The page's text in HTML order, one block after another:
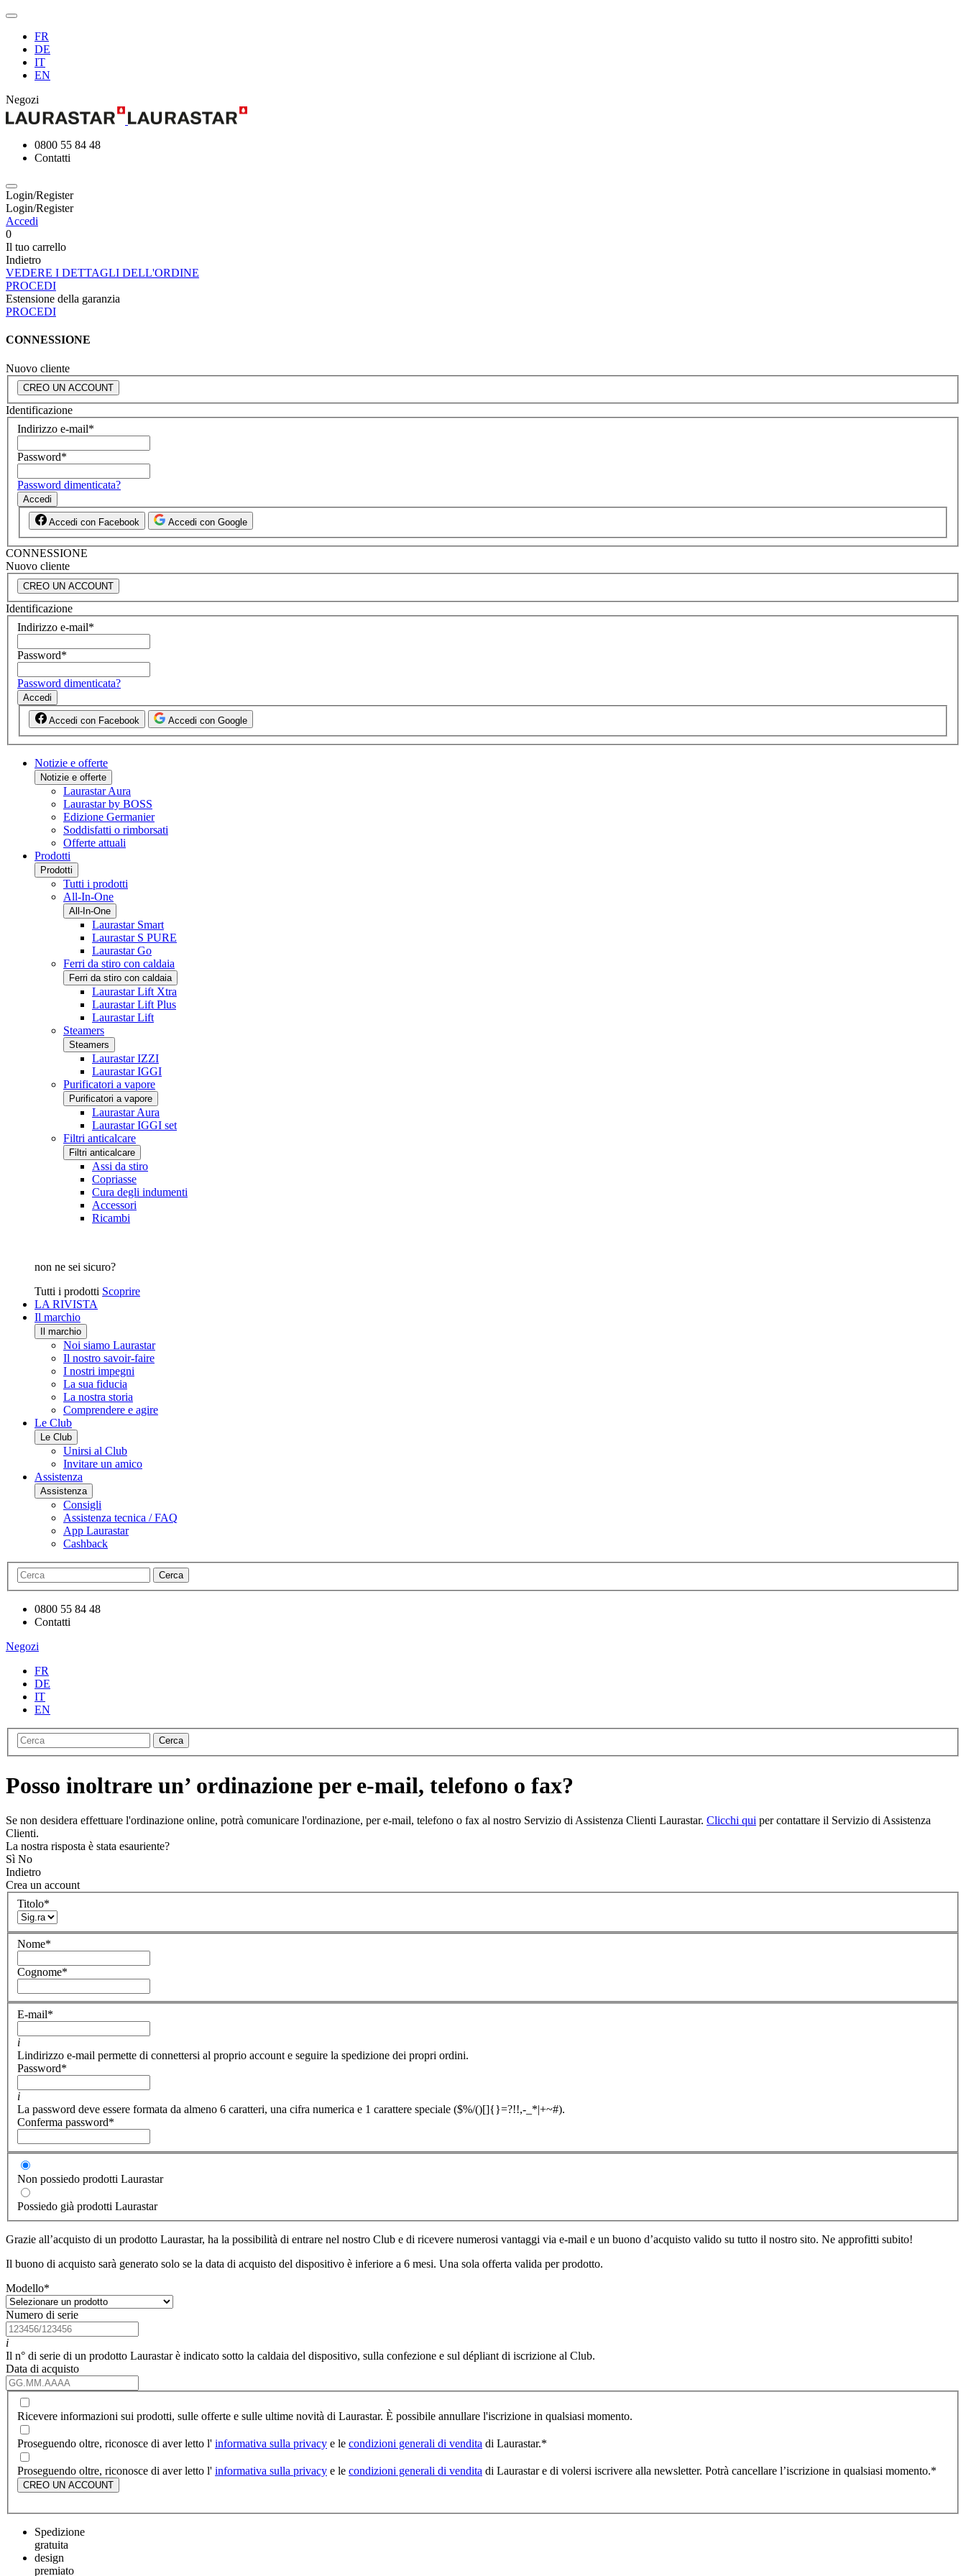
FR
DE
IT
EN
Negozi
0800 55 84 48
Contatti
Login/Register
Login/Register
Accedi
0
Il tuo carrello
Indietro
VEDERE I DETTAGLI DELL'ORDINE
PROCEDI
Estensione della garanzia
PROCEDI
CONNESSIONE
Nuovo cliente
CREO UN ACCOUNT
Identificazione
Indirizzo e-mail*
Password*
Password dimenticata?
Accedi
Accedi con Facebook Accedi con Google
CONNESSIONE
Nuovo cliente
CREO UN ACCOUNT
Identificazione
Indirizzo e-mail*
Password*
Password dimenticata?
Accedi
Accedi con Facebook Accedi con Google
Notizie e offerte
Notizie e offerte
Laurastar Aura
Laurastar by BOSS
Edizione Germanier
Soddisfatti o rimborsati
Offerte attuali
Prodotti
Prodotti
Tutti i prodotti
All-In-One
All-In-One
Laurastar Smart
Laurastar S PURE
Laurastar Go
Ferri da stiro con caldaia
Ferri da stiro con caldaia
Laurastar Lift Xtra
Laurastar Lift Plus
Laurastar Lift
Steamers
Steamers
Laurastar IZZI
Laurastar IGGI
Purificatori a vapore
Purificatori a vapore
Laurastar Aura
Laurastar IGGI set
Filtri anticalcare
Filtri anticalcare
Assi da stiro
Copriasse
Cura degli indumenti
Accessori
Ricambi
non ne sei sicuro?
Tutti i prodotti Scoprire
LA RIVISTA
Il marchio
Il marchio
Noi siamo Laurastar
Il nostro savoir-faire
I nostri impegni
La sua fiducia
La nostra storia
Comprendere e agire
Le Club
Le Club
Unirsi al Club
Invitare un amico
Assistenza
Assistenza
Consigli
Assistenza tecnica / FAQ
App Laurastar
Cashback
Cerca
0800 55 84 48
Contatti
Negozi
FR
DE
IT
EN
Cerca
Posso inoltrare un’ ordinazione per e-mail, telefono o fax?
Se non desidera effettuare l'ordinazione online, potrà comunicare l'ordinazione, per e-mail, telefono o fax al nostro Servizio di Assistenza Clienti Laurastar. Clicchi qui per contattare il Servizio di Assistenza
Clienti.
La nostra risposta è stata esauriente?
Sì No
Indietro
Crea un account
Titolo*
Nome*
Cognome*
E-mail*
i
Lindirizzo e-mail permette di connettersi al proprio account e seguire la spedizione dei propri ordini.
Password*
i
La password deve essere formata da almeno 6 caratteri, una cifra numerica e 1 carattere speciale ($%/()[]{}=?!!,-_*|+~#).
Conferma password*
Non possiedo prodotti Laurastar
Possiedo già prodotti Laurastar
Grazie all’acquisto di un prodotto Laurastar, ha la possibilità di entrare nel nostro Club e di ricevere numerosi vantaggi via e-mail e un buono d’acquisto valido su tutto il nostro sito. Ne approfitti subito!
Il buono di acquisto sarà generato solo se la data di acquisto del dispositivo è inferiore a 6 mesi. Una sola offerta valida per prodotto.
Modello*
Numero di serie
i
Il n° di serie di un prodotto Laurastar è indicato sotto la caldaia del dispositivo, sulla confezione e sul dépliant di iscrizione al Club.
Data di acquisto
Ricevere informazioni sui prodotti, sulle offerte e sulle ultime novità di Laurastar. È possibile annullare l'iscrizione in qualsiasi momento.
Proseguendo oltre, riconosce di aver letto l' informativa sulla privacy e le condizioni generali di vendita di Laurastar.*
Proseguendo oltre, riconosce di aver letto l' informativa sulla privacy e le condizioni generali di vendita di Laurastar e di volersi iscrivere alla newsletter. Potrà cancellare l’iscrizione in qualsiasi momento.*
CREO UN ACCOUNT
Spedizione
gratuita
design
premiato